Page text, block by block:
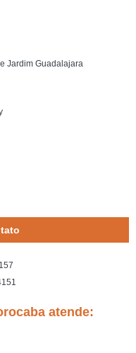
Jardim Guadalajara
atende: